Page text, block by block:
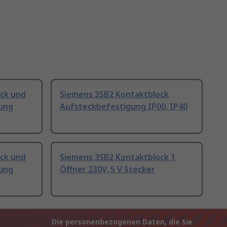
und
Siemens 3SB2 Kontaktblock
Aufsteckbefestigung IP00, IP40
und
Siemens 3SB2 Kontaktblock 1
Öffner 230V, 5 V Stecker
Die personenbezogenen Daten, die Sie